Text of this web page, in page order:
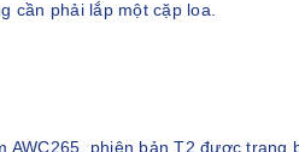
cần phải lắp một cặp loa.
phiên bản T2 được